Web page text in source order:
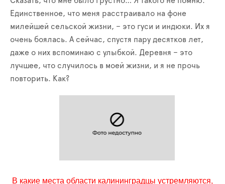
Единственное, что меня расстраивало на фоне
милейшей сельской жизни, – это гуси и индюки. Их я
очень боялась. А сейчас, спустя пару десятков лет,
даже о них вспоминаю с улыбкой. Деревня – это
лучшее, что случилось в моей жизни, и я не прочь
повторить. Как?
В какие места области калининградцы устремляются,